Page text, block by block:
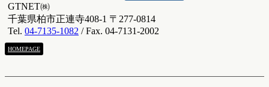
GTNET㈱
千葉県柏市正連寺408-1 〒277-0814
Tel. 04-7135-1082 / Fax. 04-7131-2002
HOMEPAGE